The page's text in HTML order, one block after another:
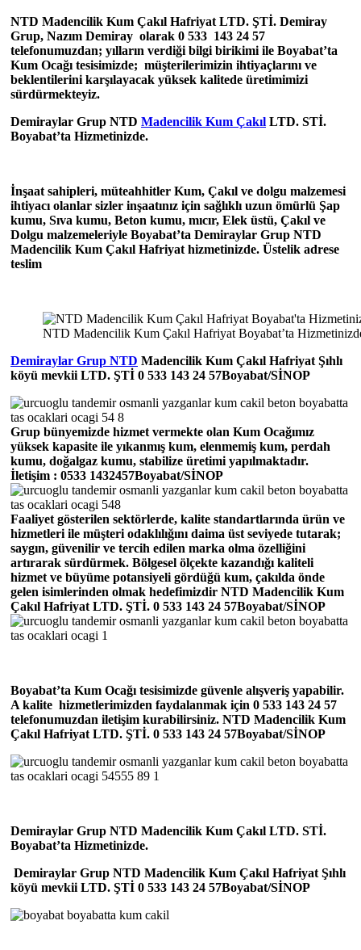
NTD Madencilik Kum Çakıl Hafriyat LTD. ŞTİ. Demiray
Grup, Nazım Demiray olarak 0 533 143 24 57
telefonumuzdan; yılların verdiği bilgi birikimi ile Boyabat’ta
Kum Ocağı tesisimizde; müşterilerimizin ihtiyaçlarını ve
beklentilerini karşılayacak yüksek kalitede üretimimizi
sürdürmekteyiz.
Demiraylar Grup NTD Madencilik Kum Çakıl LTD. STİ.
Boyabat’ta Hizmetinizde.
İnşaat sahipleri, müteahhitler Kum, Çakıl ve dolgu malzemesi
ihtiyacı olanlar sizler inşaatınız için sağlıklı uzun ömürlü Şap
kumu, Sıva kumu, Beton kumu, mıcır, Elek üstü, Çakıl ve
Dolgu malzemeleriyle Boyabat’ta Demiraylar Grup NTD
Madencilik Kum Çakıl Hafriyat hizmetinizde. Üstelik adrese
teslim
NTD Madencilik Kum Çakıl Hafriyat Boyabat’ta
Demiraylar Grup NTD Madencilik Kum Çakıl Hafriyat Şıhlı
köyü mevkii LTD. ŞTİ 0 533 143 24 57Boyabat/SİNOP
Grup bünyemizde hizmet vermekte olan Kum Ocağımız
yüksek kapasite ile yıkanmış kum, elenmemiş kum, perdah
kumu, doğalgaz kumu, stabilize üretimi yapılmaktadır.
İletişim : 0533 1432457Boyabat/SİNOP
Faaliyet gösterilen sektörlerde, kalite standartlarında ürün ve
hizmetleri ile müşteri odaklılığını daima üst seviyede tutarak;
saygın, güvenilir ve tercih edilen marka olma özelliğini
artırarak sürdürmek. Bölgesel ölçekte kazandığı kaliteli
hizmet ve büyüme potansiyeli gördüğü kum, çakılda önde
gelen isimlerinden olmak hedefimizdir NTD Madencilik Kum
Çakıl Hafriyat LTD. ŞTİ. 0 533 143 24 57Boyabat/SİNOP
Boyabat’ta Kum Ocağı tesisimizde güvenle alışveriş yapabilir.
A kalite hizmetlerimizden faydalanmak için 0 533 143 24 57
telefonumuzdan iletişim kurabilirsiniz. NTD Madencilik Kum
Çakıl Hafriyat LTD. ŞTİ. 0 533 143 24 57Boyabat/SİNOP
Demiraylar Grup NTD Madencilik Kum Çakıl LTD. STİ.
Boyabat’ta Hizmetinizde.
Demiraylar Grup NTD Madencilik Kum Çakıl Hafriyat Şıhlı
köyü mevkii LTD. ŞTİ 0 533 143 24 57Boyabat/SİNOP